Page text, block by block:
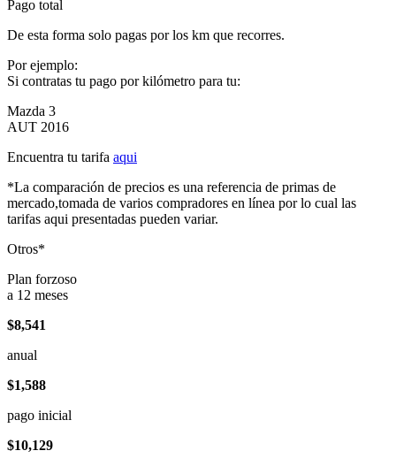
Pago total
De esta forma solo pagas por los km que recorres.
Por ejemplo:
Si contratas tu pago por kilómetro para tu:
Mazda 3
AUT 2016
Encuentra tu tarifa aqui
*La comparación de precios es una referencia de primas de
mercado,tomada de varios compradores en línea por lo cual las
tarifas aqui presentadas pueden variar.
Otros*
Plan forzoso
a 12 meses
$8,541
anual
$1,588
pago inicial
$10,129